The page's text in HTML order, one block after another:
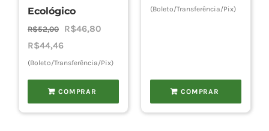
Ecológico
R$52,00
O
preço
original
era:
R$52,00.
R$46,80O
atual
é:
R$44,46
(Boleto/Transferência/Pix)
COMPRAR
original atual
(Boleto/Transferência/Pix)
COMPRAR